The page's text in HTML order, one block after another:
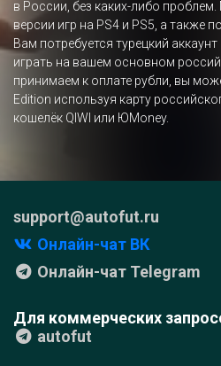
в России, без каких-либо
версии игр на PS4 и PS5, а также
Вам потребуется турецкий
играть на вашем основном
принимаем к оплате рубли, вы
Edition используя карту
кошелёк QIWI или ЮMoney.
support@autofut.ru
Онлайн-чат ВК
Онлайн-чат Telegram
Для коммерческих
autofut